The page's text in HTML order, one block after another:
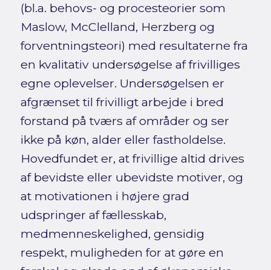
(bl.a. behovs- og procesteorier som
Maslow, McClelland, Herzberg og
forventningsteori) med resultaterne fra
en kvalitativ undersøgelse af frivilliges
egne oplevelser. Undersøgelsen er
afgrænset til frivilligt arbejde i bred
forstand på tværs af områder og ser
ikke på køn, alder eller fastholdelse.
Hovedfundet er, at frivillige altid drives
af bevidste eller ubevidste motiver, og
at motivationen i højere grad
udspringer af fællesskab,
medmenneskelighed, gensidig
respekt, muligheden for at gøre en